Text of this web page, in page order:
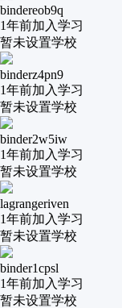
bindereob9q
1年前加入学习
暂未设置学校
binderz4pn9
1年前加入学习
暂未设置学校
binder2w5iw
1年前加入学习
暂未设置学校
lagrangeriven
1年前加入学习
暂未设置学校
binder1cpsl
1年前加入学习
暂未设置学校